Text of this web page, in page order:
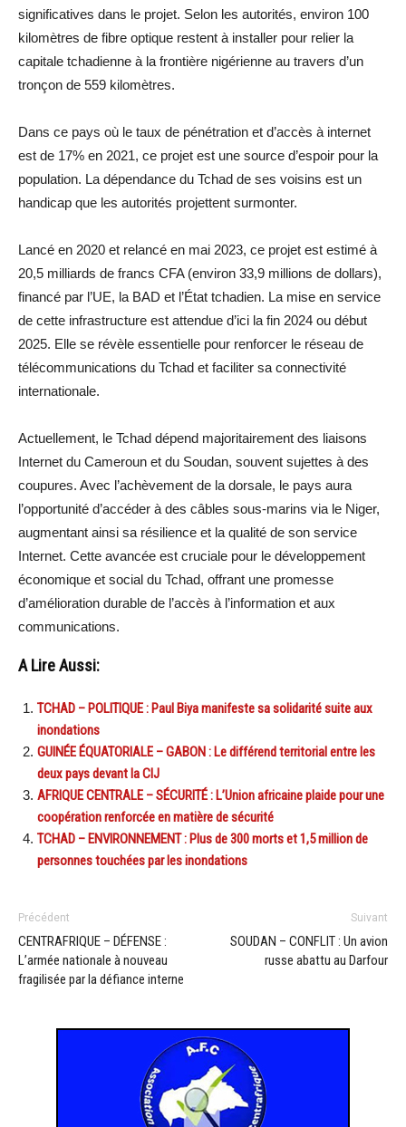
significatives dans le projet. Selon les autorités, environ 100
kilomètres de fibre optique restent à installer pour relier la
capitale tchadienne à la frontière nigérienne au travers d’un
tronçon de 559 kilomètres.
Dans ce pays où le taux de pénétration et d’accès à internet
est de 17% en 2021, ce projet est une source d’espoir pour la
population. La dépendance du Tchad de ses voisins est un
handicap que les autorités projettent surmonter.
Lancé en 2020 et relancé en mai 2023, ce projet est estimé à
20,5 milliards de francs CFA (environ 33,9 millions de dollars),
financé par l’UE, la BAD et l’État tchadien. La mise en service
de cette infrastructure est attendue d’ici la fin 2024 ou début
2025. Elle se révèle essentielle pour renforcer le réseau de
télécommunications du Tchad et faciliter sa connectivité
internationale.
Actuellement, le Tchad dépend majoritairement des liaisons
Internet du Cameroun et du Soudan, souvent sujettes à des
coupures. Avec l’achèvement de la dorsale, le pays aura
l’opportunité d’accéder à des câbles sous-marins via le Niger,
augmentant ainsi sa résilience et la qualité de son service
Internet. Cette avancée est cruciale pour le développement
économique et social du Tchad, offrant une promesse
d’amélioration durable de l’accès à l’information et aux
communications.
A Lire Aussi:
TCHAD – POLITIQUE : Paul Biya manifeste sa solidarité suite aux
inondations
GUINÉE ÉQUATORIALE – GABON : Le différend territorial entre les
deux pays devant la CIJ
AFRIQUE CENTRALE – SÉCURITÉ : L’Union africaine plaide pour une
coopération renforcée en matière de sécurité
TCHAD – ENVIRONNEMENT : Plus de 300 morts et 1,5 million de
personnes touchées par les inondations
Précédent
CENTRAFRIQUE – DÉFENSE :
L’armée nationale à nouveau
fragilisée par la défiance interne
Suivant
SOUDAN – CONFLIT : Un avion
russe abattu au Darfour